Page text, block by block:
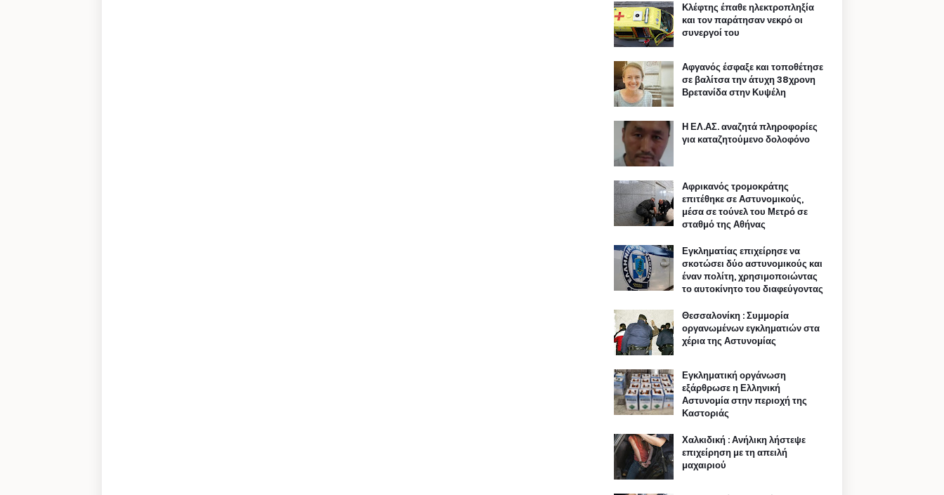
Κλέφτης έπαθε ηλεκτροπληξία
και τον παράτησαν νεκρό οι
συνεργοί του
Αφγανός έσφαξε και τοποθέτησε
σε βαλίτσα την άτυχη 38χρονη
Βρετανίδα στην Κυψέλη
Η ΕΛ.ΑΣ. αναζητά πληροφορίες
για καταζητούμενο δολοφόνο
Αφρικανός τρομοκράτης
επιτέθηκε σε Αστυνομικούς,
μέσα σε τούνελ του Μετρό σε
σταθμό της Αθήνας
Εγκληματίας επιχείρησε να
σκοτώσει δύο αστυνομικούς και
έναν πολίτη, χρησιμοποιώντας
το αυτοκίνητο του διαφεύγοντας
Θεσσαλονίκη : Συμμορία
οργανωμένων εγκληματιών στα
χέρια της Αστυνομίας
Εγκληματική οργάνωση
εξάρθρωσε η Ελληνική
Αστυνομία στην περιοχή της
Καστοριάς
Χαλκιδική : Ανήλικη λήστεψε
επιχείρηση με τη απειλή
μαχαιριού